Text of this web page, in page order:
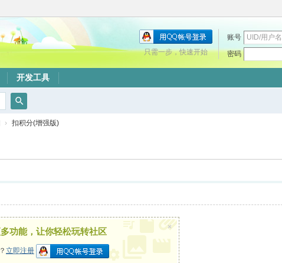
账号
密码
只需一步，快速开始
开发工具
搜
› 扣积分(增强版)
功能，让你轻松玩转社区
立即注册
×